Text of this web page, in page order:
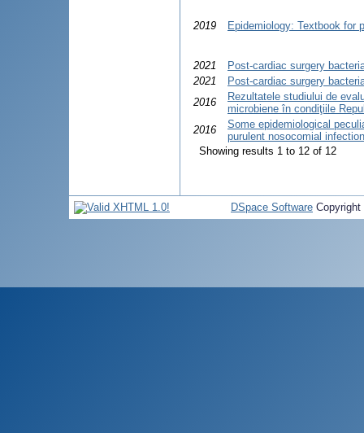
2019 Epidemiology: Textbook for
2021
Post-cardiac surgery
2021
Post-cardiac surgery
2016
Rezultatele studiului de
microbiene în condiţiile
2016
Some epidemiological
purulent nosocomial
Showing results 1 to 12 of 12
DSpace Software